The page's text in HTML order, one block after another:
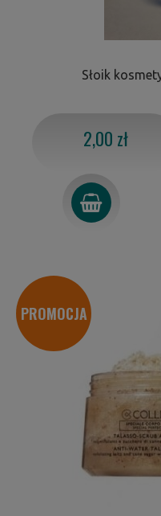
Słoik
2,00 zł
PROMOCJA